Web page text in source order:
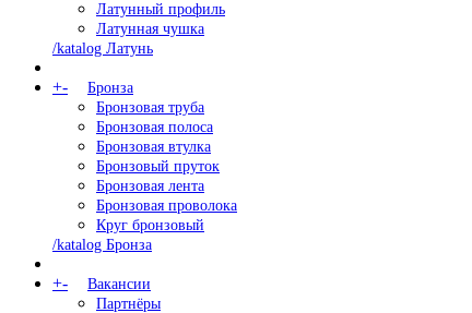
Латунный профиль
Латунная чушка
/katalog Латунь
+-
Бронза
Бронзовая труба
Бронзовая полоса
Бронзовая втулка
Бронзовый пруток
Бронзовая лента
Бронзовая проволока
Круг бронзовый
/katalog Бронза
+-
Вакансии
Партнёры